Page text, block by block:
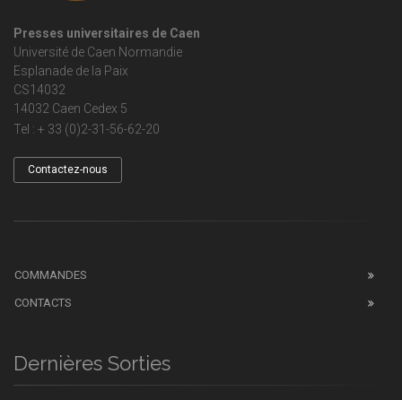
Presses universitaires de Caen
Université de Caen Normandie
Esplanade de la Paix
CS14032
14032 Caen Cedex 5
Tel : + 33 (0)2-31-56-62-20
Contactez-nous
COMMANDES
CONTACTS
Dernières Sorties